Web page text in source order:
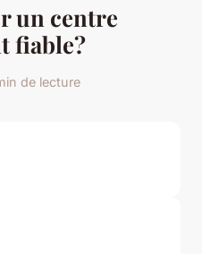
un centre
fiable?
de lecture